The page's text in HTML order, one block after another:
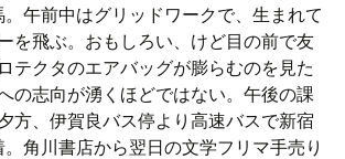
。午前中はグリッドワークで、生まれて
を飛ぶ。おもしろい、けど目の前で友
テクタのエアバッグが膨らむのを見た
の志向が湧くほどではない。午後の課
方、伊賀良バス停より高速バスで新宿
角川書店から翌日の文学フリマ手売り